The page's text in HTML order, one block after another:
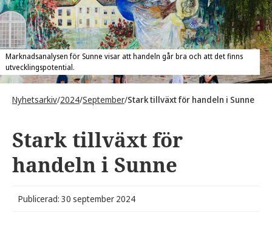
Marknadsanalysen för Sunne visar att handeln går bra och att det finns
utvecklingspotential.
Nyhetsarkiv/2024/September/Stark tillväxt för handeln i Sunne
Stark tillväxt för
handeln i Sunne
Publicerad: 30 september 2024